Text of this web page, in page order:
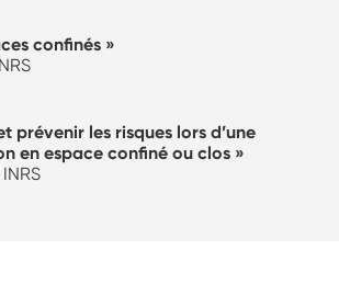
confinés »
prévenir les risques lors d’une
en espace confiné ou clos »